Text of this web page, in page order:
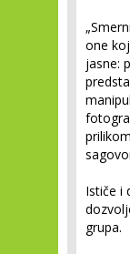
one
jasne:
Ističe i
grupa.